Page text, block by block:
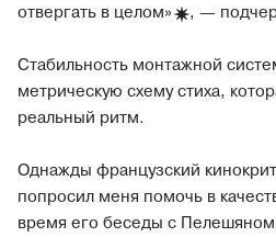
отвергать в целом» , —
Стабильность монтажной
метрическую схему стиха,
реальный ритм.
Однажды французский
попросил меня помочь в
время его беседы с